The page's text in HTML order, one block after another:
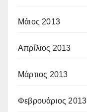
Μάιος 2013
Απρίλιος 2013
Μάρτιος 2013
Φεβρουάριος 2013